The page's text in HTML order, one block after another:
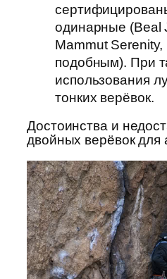
одинарные (Beal
Mammut
подобным). При
использования
тонких верёвок.
Достоинства и
двойных верёвок для